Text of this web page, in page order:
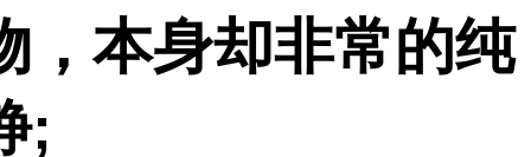
，本身却非常的纯
;